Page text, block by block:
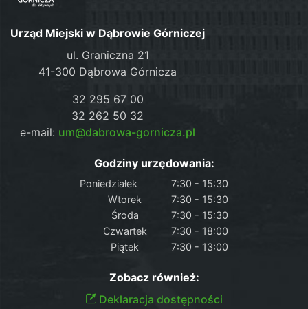
Urząd Miejski w Dąbrowie Górniczej
ul. Graniczna 21
41-300 Dąbrowa Górnicza
32 295 67 00
32 262 50 32
e-mail: um@dabrowa-gornicza.pl
Godziny urzędowania:
Poniedziałek
7:30 - 15:30
Wtorek
7:30 - 15:30
Środa
7:30 - 15:30
Czwartek
7:30 - 18:00
Piątek
7:30 - 13:00
Zobacz również:
Deklaracja dostępności